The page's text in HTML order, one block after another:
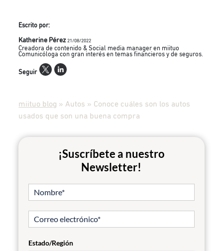
Escrito por:
Katherine Pérez 21/08/2022
Creadora de contenido & Social media manager en miituo
Comunicóloga con gran interés en temas financieros y de seguros.
Seguir
miituo blog » Autos » Conoce cuáles son los autos
usados que son una buena compra
¡Suscríbete a nuestro
Newsletter!
Estado/Región